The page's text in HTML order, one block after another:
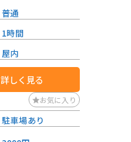
普通
1時間
屋内
詳しく見る
お気に入り
駐車場あり